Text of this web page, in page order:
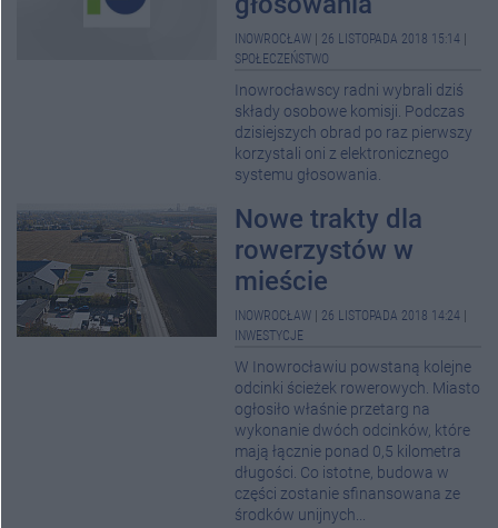
INOWROCŁAW 26 LISTOPADA 2018 15:14
SPOŁECZEŃSTWO
Inowrocławscy radni wybrali dziś
składy osobowe komisji. Podczas
dzisiejszych obrad po raz pierwszy
korzystali oni z elektronicznego
systemu głosowania.
Nowe trakty dla
rowerzystów w
mieście
INOWROCŁAW 26 LISTOPADA 2018 14:24
INWESTYCJE
W Inowrocławiu powstaną kolejne
odcinki ścieżek rowerowych. Miasto
ogłosiło właśnie przetarg na
wykonanie dwóch odcinków, które
mają łącznie ponad 0,5 kilometra
długości. Co istotne, budowa w
części zostanie sfinansowana ze
środków unijnych...